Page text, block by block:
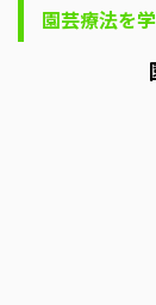
園芸療法を